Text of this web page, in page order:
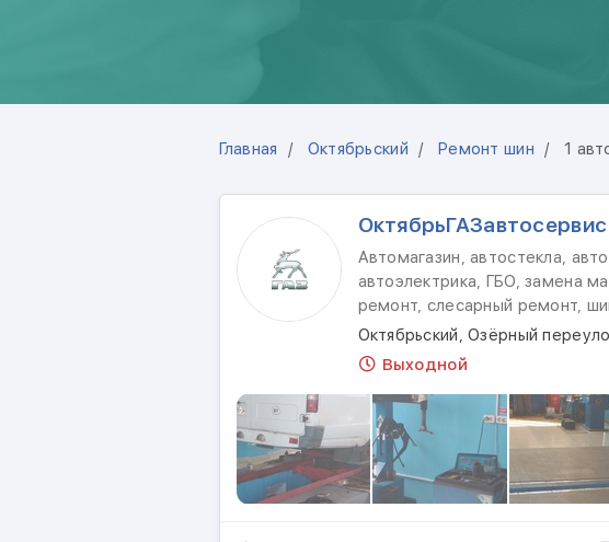
Главная Октябрьский Ремонт шин 1
ОктябрьГАЗавтосервис
Автомагазин, автостекла,
автоэлектрика, ГБО, замена
ремонт, слесарный ремонт,
Октябрьский, Озёрный
Выходной